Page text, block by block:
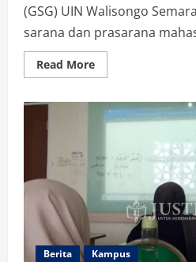
(GSG) UIN Walisongo
sarana dan prasarana
Read MoreRead
more
dan
Kebersihan
Sorotan
Mahasiswa
UIN
Berita Kampus